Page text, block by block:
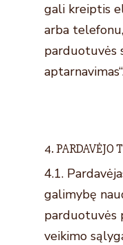
gali kreiptis
arba
parduotuvės
4. PARDAVĖJO
4.1.
galimybę
parduotuvės
veikimo